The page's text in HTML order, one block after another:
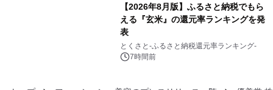
【2026年8月版】ふるさと納税でもら
える『玄米』の還元率ランキングを発
表
とくさと-ふるさと納税還元率ランキング-
7時間前